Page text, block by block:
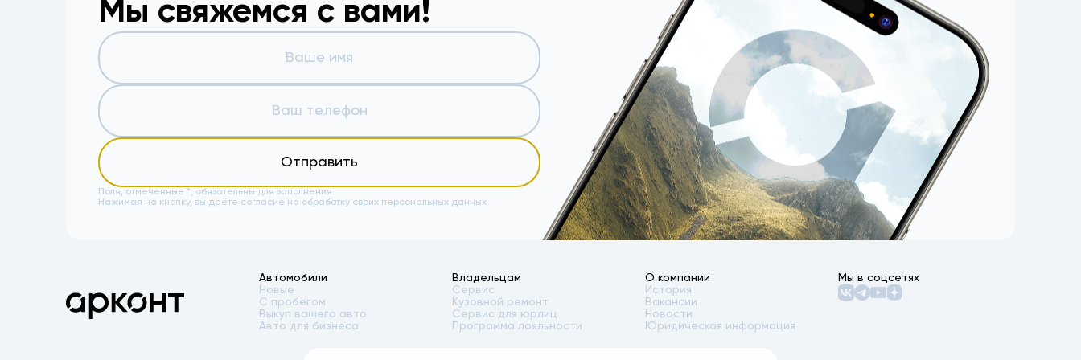
Мы свяжемся с вами!
Отправить
Поля, отмеченные *, обязательны для заполнения.
Нажимая на кнопку, вы даёте согласие на обработку своих персональных данных.
Автомобили
Новые
С пробегом
Выкуп вашего авто
Авто для бизнеса
Владельцам
Сервис
Кузовной ремонт
Сервис для юрлиц
Программа лояльности
О компании
История
Вакансии
Новости
Юридическая информация
Мы в соцсетях